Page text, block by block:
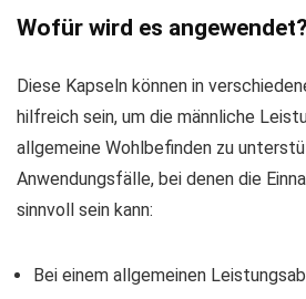
Wofür wird es
Diese Kapseln können in
hilfreich sein, um die männliche
allgemeine Wohlbefinden zu
Anwendungsfälle, bei denen die
sinnvoll sein kann:
Bei einem allgemeinen